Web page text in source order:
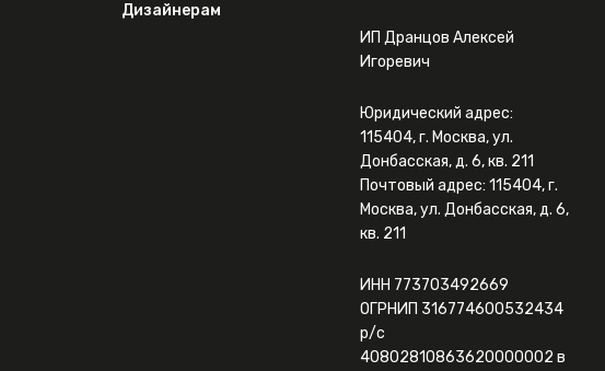
Дизайнерам
ИП Дранцов Алексей
Игоревич
Юридический адрес:
115404, г. Москва, ул.
Донбасская, д. 6, кв. 211
Почтовый адрес: 115404, г.
Москва, ул. Донбасская, д. 6,
кв. 211
ИНН 773703492669
ОГРНИП 316774600532434
р/с
40802810863620000002 в